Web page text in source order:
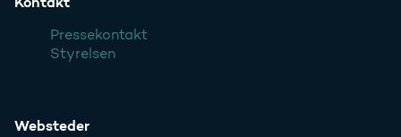
Pressekontakt
Styrelsen
Websteder